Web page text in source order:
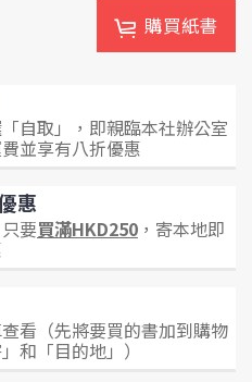
購買紙書
自取」，即親臨本社辦公室
並享有八折優惠
惠
要買滿HKD250 ，寄本地即
看（先將要買的書加到購物
和「目的地」）